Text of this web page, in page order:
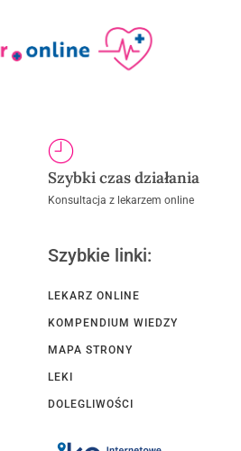
Szybki czas działania
Konsultacja z lekarzem online
Szybkie linki:
LEKARZ ONLINE
KOMPENDIUM WIEDZY
MAPA STRONY
LEKI
DOLEGLIWOŚCI